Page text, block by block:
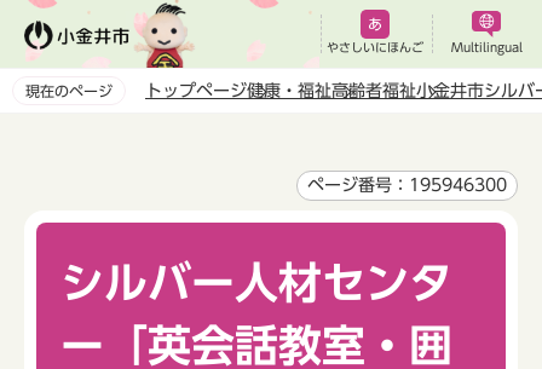
ペ
やさしいにほんご Multilingual
現在のページ トップページ健康・福祉高齢者福祉小金井市シルバ
ページ番号：195946300
シルバー人材センタ
ー「英会話教室・囲